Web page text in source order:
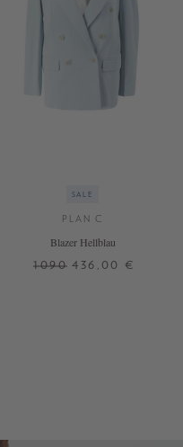
SALE
PLAN C
Blazer Hellblau
1090 436,00 €